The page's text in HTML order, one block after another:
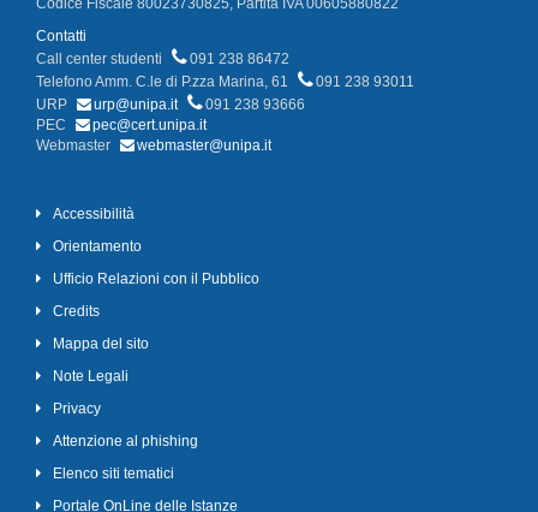
Codice Fiscale 80023730825, Partita IVA 00605880822
Contatti
Call center studenti
091 238 86472
Telefono Amm. C.le di P.zza Marina, 61
091 238 93011
URP
urp@unipa.it
091 238 93666
PEC
pec@cert.unipa.it
Webmaster
webmaster@unipa.it
Accessibilità
Orientamento
Ufficio Relazioni con il Pubblico
Credits
Mappa del sito
Note Legali
Privacy
Attenzione al phishing
Elenco siti tematici
Portale OnLine delle Istanze